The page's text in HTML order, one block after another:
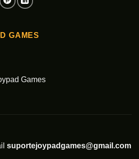
GAMES
Games
suportejoypadgames@gmail.com